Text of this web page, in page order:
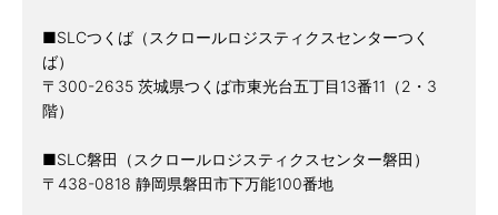
■SLCつくば（スクロールロジスティクスセンターつく
ば）
〒300-2635 茨城県つくば市東光台五丁目13番11（2・3
階）
■SLC磐田（スクロールロジスティクスセンター磐田）
〒438-0818 静岡県磐田市下万能100番地